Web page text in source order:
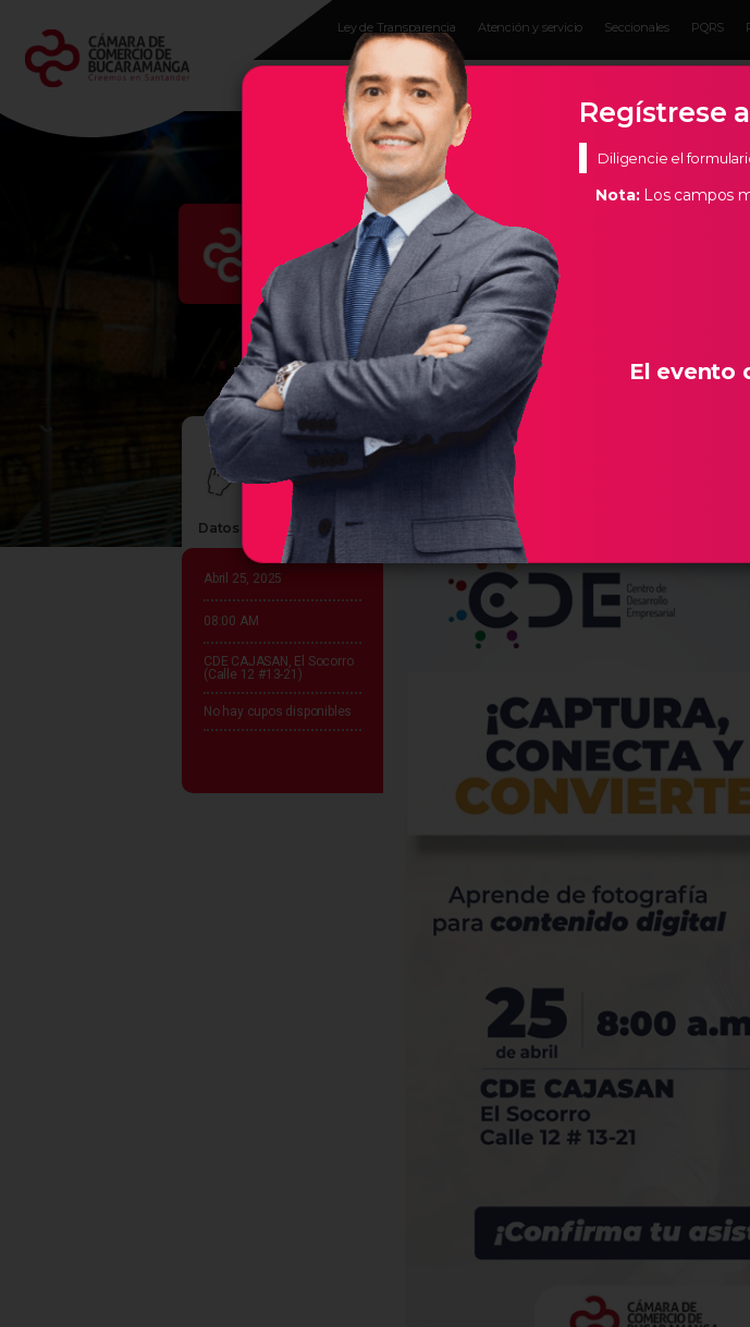
Ley de Transparencia Atención y servicio Seccionales PQRS
Programas para
empresarios
Eventos
En la Cámara de Comercio de Bucaramanga, creemos en los
región, por ello, les damos todas las herramientas necesarias para
empresas exitosas, sea un sello característico de Santander.
Datos claves del evento
Abril 25, 2025
08:00 AM
CDE CAJASAN, El Socorro
(Calle 12 #13-21)
No hay cupos disponibles
¡TRANSFORMA TU
Regístrese
Diligencie el
Nota:Los campos
El evento